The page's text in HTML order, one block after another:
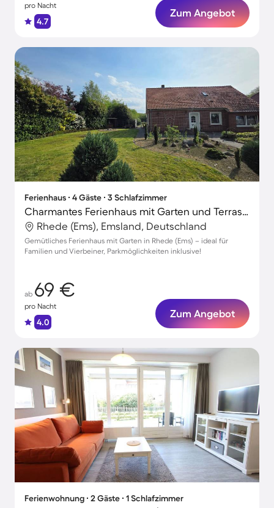
pro Nacht
4.7
Zum Angebot
Ferienhaus ∙ 4 Gäste ∙ 3 Schlafzimmer
Charmantes Ferienhaus mit Garten und Terrasse | Haustiere erlaubt
Rhede (Ems), Emsland, Deutschland
Gemütliches Ferienhaus mit Garten in Rhede (Ems) – ideal für
Familien und Vierbeiner, Parkmöglichkeiten inklusive!
ab 69 €
pro Nacht
4.0
Zum Angebot
Ferienwohnung ∙ 2 Gäste ∙ 1 Schlafzimmer